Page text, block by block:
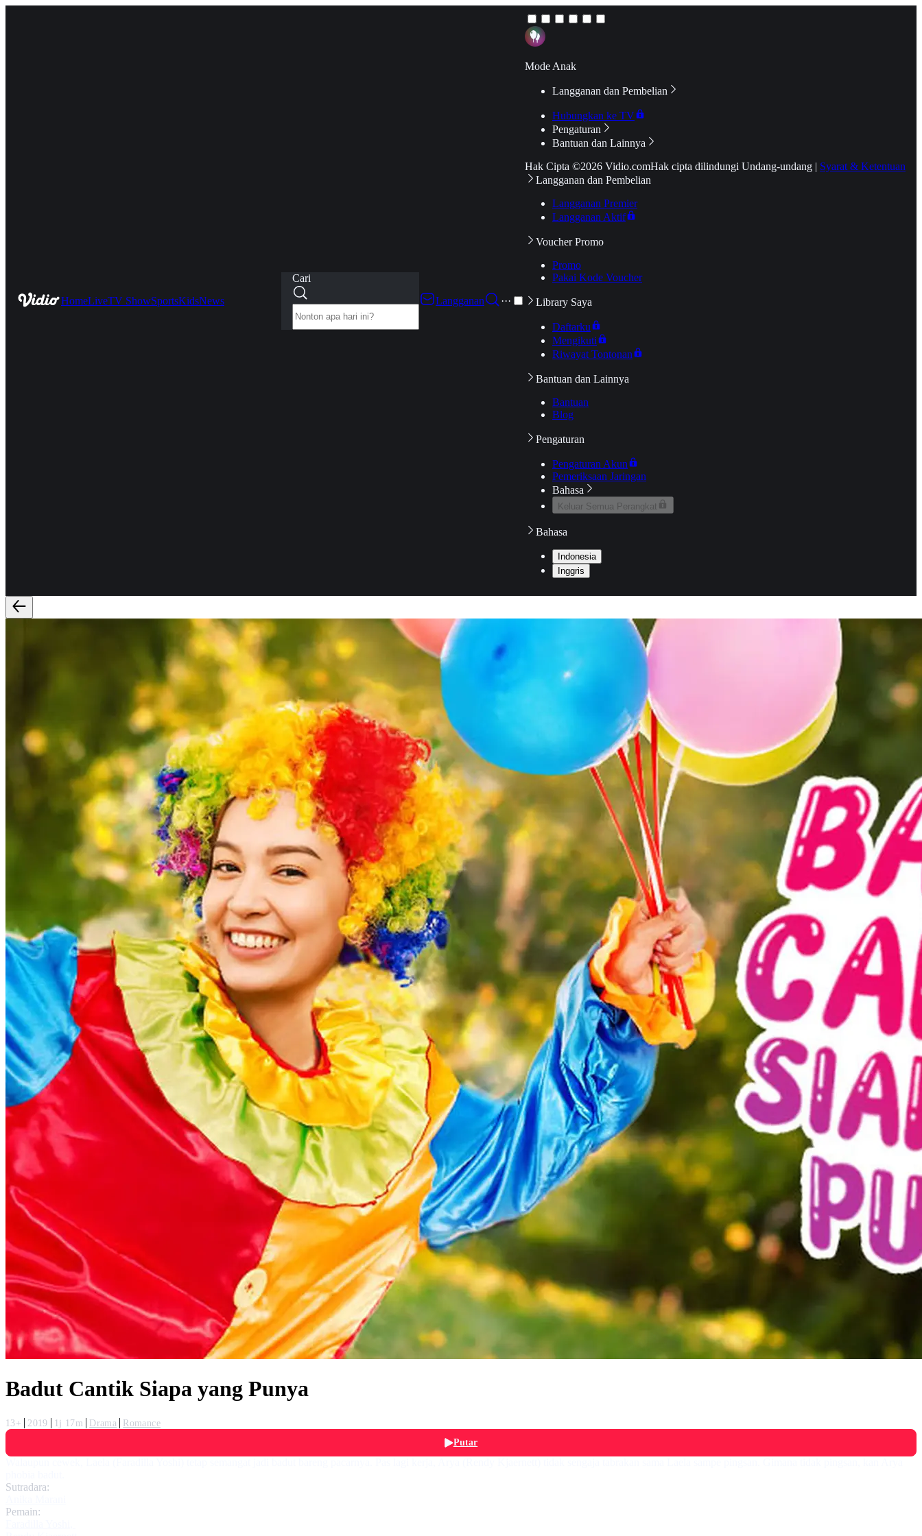
HomeLiveTV ShowSportsKidsNews
Cari
Langganan
···
Mode Anak
Langganan dan Pembelian
Hubungkan ke TV
Pengaturan
Bantuan dan Lainnya
Hak Cipta ©2026 Vidio.comHak cipta dilindungi Undang-undang | Syarat & Ketentuan
Langganan dan Pembelian
Langganan Premier
Langganan Aktif
Voucher Promo
Promo
Pakai Kode Voucher
Library Saya
Daftarku
Mengikuti
Riwayat Tontonan
Bantuan dan Lainnya
Bantuan
Blog
Pengaturan
Pengaturan Akun
Pemeriksaan Jaringan
Bahasa
Keluar Semua Perangkat
Bahasa
Indonesia
Inggris
Badut Cantik Siapa yang Punya
13+ 2019 1j 17m Drama
Romance
Putar
Sutradara:
Pemain: